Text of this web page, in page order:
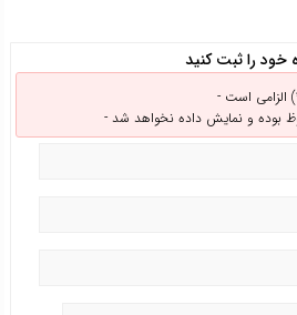
خود را ثبت کنید
الزامی است -
بوده و نمایش داده نخواهد شد -